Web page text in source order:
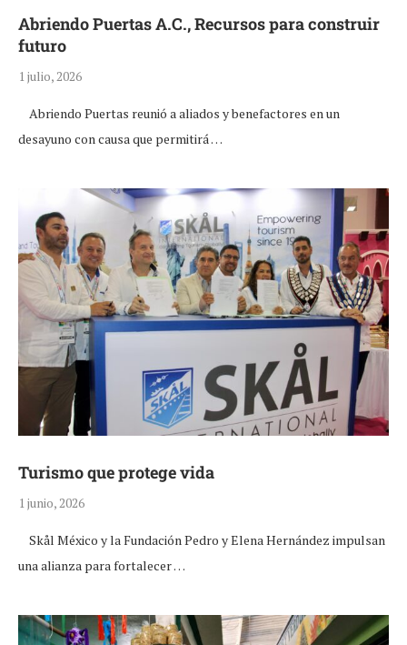
Abriendo Puertas A.C., Recursos para construir
futuro
1 julio, 2026
Abriendo Puertas reunió a aliados y benefactores en un
desayuno con causa que permitirá …
Turismo que protege vida
1 junio, 2026
Skål México y la Fundación Pedro y Elena Hernández impulsan
una alianza para fortalecer …